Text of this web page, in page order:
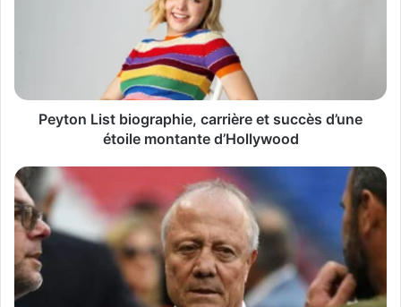
montante
d’Hollywood
Peyton List biographie, carrière et succès d’une
étoile montante d’Hollywood
Bernard
Lacombe
biographie
complète,
palmarès,
records
et